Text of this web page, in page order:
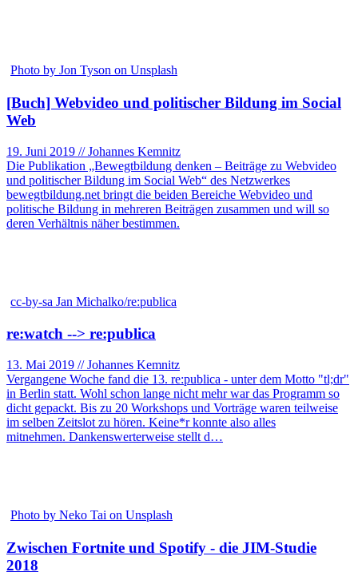
Photo by Jon Tyson on Unsplash
[Buch] Webvideo und politischer Bildung im Social
Web
19. Juni 2019 // Johannes Kemnitz
Die Publikation „Bewegtbildung denken – Beiträge zu Webvideo
und politischer Bildung im Social Web“ des Netzwerkes
bewegtbildung.net bringt die beiden Bereiche Webvideo und
politische Bildung in mehreren Beiträgen zusammen und will so
deren Verhältnis näher bestimmen.
cc-by-sa Jan Michalko/re:publica
re:watch --> re:publica
13. Mai 2019 // Johannes Kemnitz
Vergangene Woche fand die 13. re:publica - unter dem Motto "tl;dr"
in Berlin statt. Wohl schon lange nicht mehr war das Programm so
dicht gepackt. Bis zu 20 Workshops und Vorträge waren teilweise
im selben Zeitslot zu hören. Keine*r konnte also alles
mitnehmen. Dankenswerterweise stellt d…
Photo by Neko Tai on Unsplash
Zwischen Fortnite und Spotify - die JIM-Studie
2018